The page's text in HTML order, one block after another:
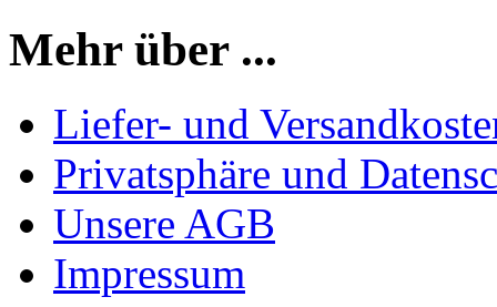
Mehr über ...
Liefer- und
Privatsphäre und
Unsere AGB
Impressum